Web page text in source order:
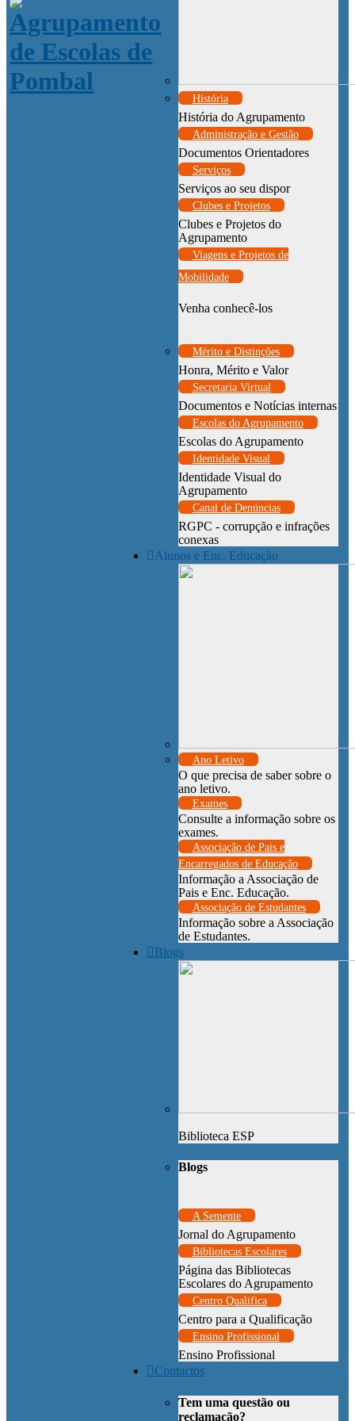
História
História do Agrupamento
Administração e Gestão
Documentos Orientadores
Serviços
Serviços ao seu dispor
Clubes e Projetos
Clubes e Projetos do
Agrupamento
Viagens e Projetos de
Mobilidade
Venha conhecê-los
Mérito e Distinções
Honra, Mérito e Valor
Secretaria Virtual
Documentos e Notícias internas
Escolas do Agrupamento
Escolas do Agrupamento
Identidade Visual
Identidade Visual do
Agrupamento
Canal de Denúncias
RGPC - corrupção e infrações
conexas
Alunos e Enc. Educação
Ano Letivo
O que precisa de saber sobre o
ano letivo.
Exames
Consulte a informação sobre os
exames.
Associação de Pais e
Encarregados de Educação
Informação a Associação de
Pais e Enc. Educação.
Associação de Estudantes
Informação sobre a Associação
de Estudantes.
Blogs
Biblioteca ESP
Blogs
A Semente
Jornal do Agrupamento
Bibliotecas Escolares
Página das Bibliotecas
Escolares do Agrupamento
Centro Qualifica
Centro para a Qualificação
Ensino Profissional
Ensino Profissional
Contactos
Tem uma questão ou
reclamação?